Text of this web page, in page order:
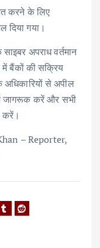
करने के लिए
दिया गया।
अपराध वर्तमान
बैंकों की सक्रिय
से अपील
जागरूक करें और सभी
करें।
– Reporter,